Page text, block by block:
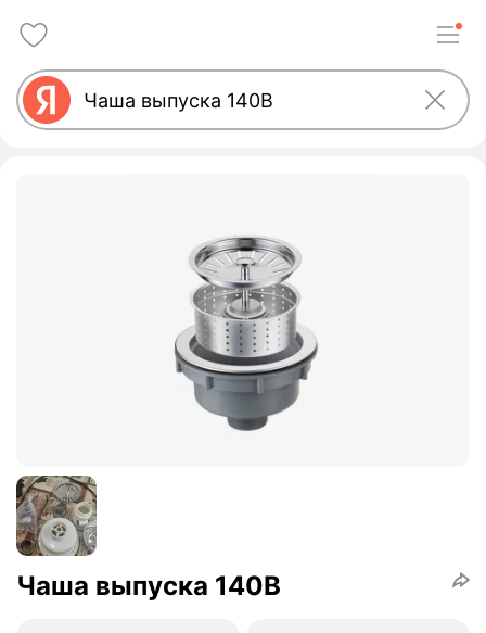
Чаша выпуска 140В